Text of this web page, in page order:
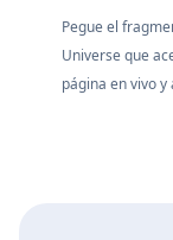
Pegue el
Universe que
página en vivo